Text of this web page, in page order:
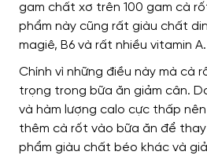
gam chất xơ trên 100 gam cà
phẩm này cũng rất giàu chất
magiê, B6 và rất nhiều vitamin A.
Chính vì những điều này mà cà
trọng trong bữa ăn giảm cân.
và hàm lượng calo cực thấp
thêm cà rốt vào bữa ăn để
phẩm giàu chất béo khác và